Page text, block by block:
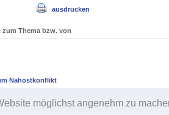
möglichst angenehm zu
ausdrucken
zum Thema bzw. von
Nahostkonflikt